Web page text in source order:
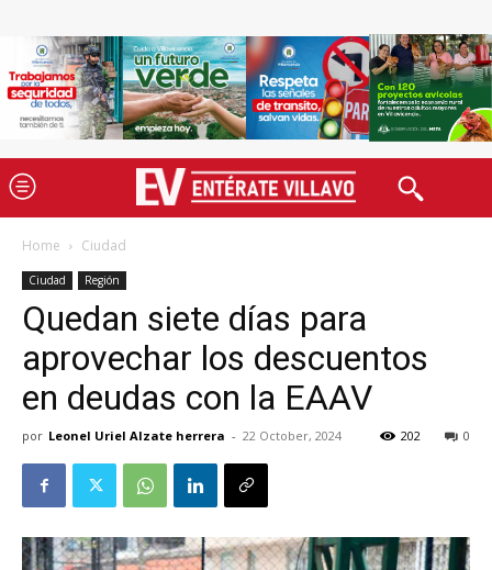
Home Ciudad
Ciudad Región
Quedan siete días para
aprovechar los descuentos
en deudas con la EAAV
por Leonel Uriel Alzate herrera - 22 October, 2024 0
202